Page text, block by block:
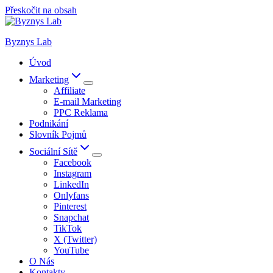
Přeskočit na obsah
Byznys Lab
Úvod
Marketing
Affiliate
E-mail Marketing
PPC Reklama
Podnikání
Slovník Pojmů
Sociální Sítě
Facebook
Instagram
LinkedIn
Onlyfans
Pinterest
Snapchat
TikTok
X (Twitter)
YouTube
O Nás